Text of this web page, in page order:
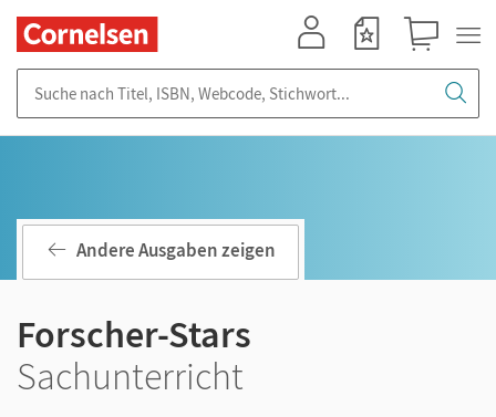
Andere Ausgaben zeigen
Forscher-Stars
Sachunterricht